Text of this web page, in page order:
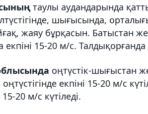
таулы аудандарында
шығысында,
жаяу бұрқасын. Батыстан
15-20 м/с.
оңтүстік-шығыстан
оңтүстігінде екпіні 15-20 м/с
20 м/с күтіледі.